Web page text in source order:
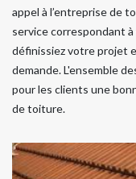
appel à l’entreprise de
service correspondant
définissiez votre projet
demande. L'ensemble
pour les clients une
de toiture.